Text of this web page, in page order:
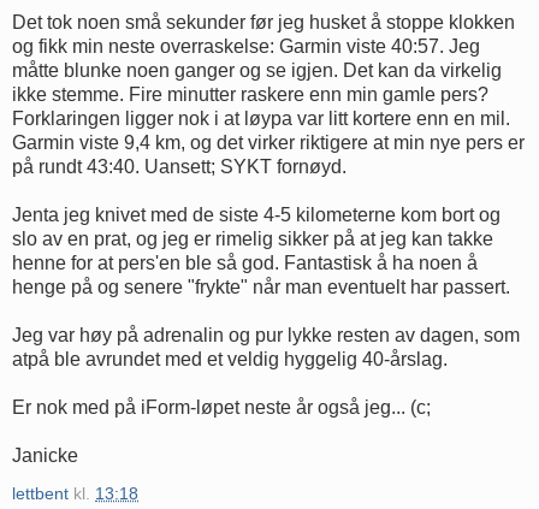
Det tok noen små sekunder før jeg husket å stoppe klokken
og fikk min neste overraskelse: Garmin viste 40:57. Jeg
måtte blunke noen ganger og se igjen. Det kan da virkelig
ikke stemme. Fire minutter raskere enn min gamle pers?
Forklaringen ligger nok i at løypa var litt kortere enn en mil.
Garmin viste 9,4 km, og det virker riktigere at min nye pers er
på rundt 43:40. Uansett; SYKT fornøyd.
Jenta jeg knivet med de siste 4-5 kilometerne kom bort og
slo av en prat, og jeg er rimelig sikker på at jeg kan takke
henne for at pers'en ble så god. Fantastisk å ha noen å
henge på og senere "frykte" når man eventuelt har passert.
Jeg var høy på adrenalin og pur lykke resten av dagen, som
atpå ble avrundet med et veldig hyggelig 40-årslag.
Er nok med på iForm-løpet neste år også jeg... (c;
Janicke
lettbent kl. 13:18